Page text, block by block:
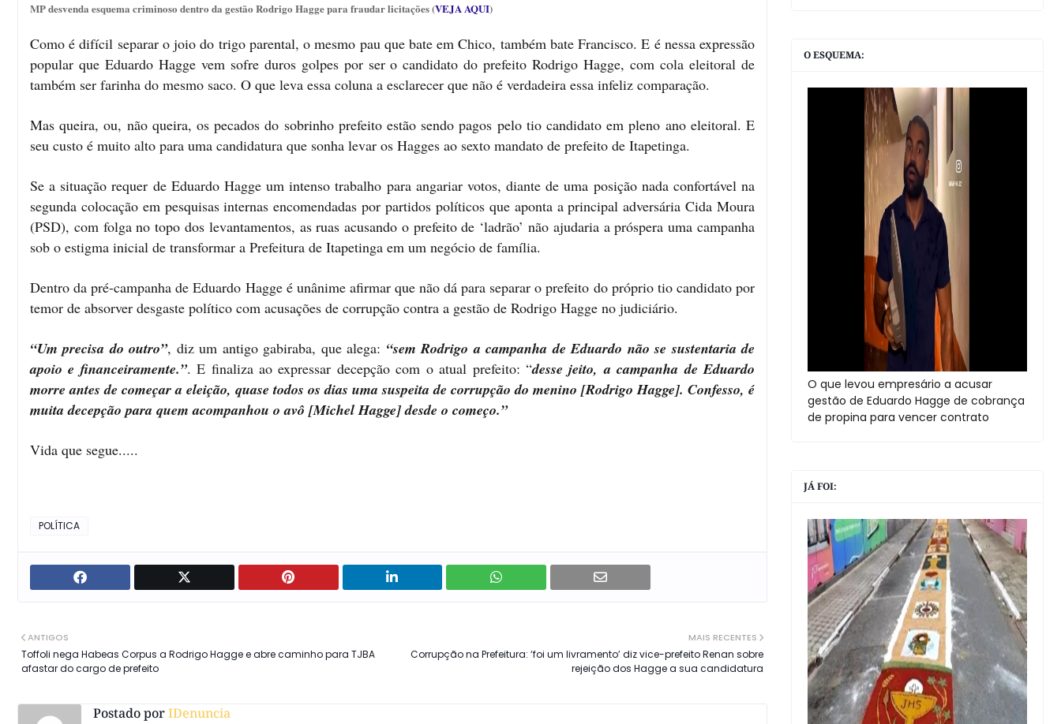
MP desvenda esquema criminoso dentro da gestão Rodrigo Hagge para fraudar licitações (VEJA AQUI)
Como é difícil separar o joio do trigo parental, o mesmo pau que bate em Chico, também bate Francisco. E é nessa expressão
popular que Eduardo Hagge vem sofre duros golpes por ser o candidato do prefeito Rodrigo Hagge, com cola eleitoral de
também ser farinha do mesmo saco. O que leva essa coluna a esclarecer que não é verdadeira essa infeliz comparação.
Mas queira, ou, não queira, os pecados do sobrinho prefeito estão sendo pagos pelo tio candidato em pleno ano eleitoral. E
seu custo é muito alto para uma candidatura que sonha levar os Hagges ao sexto mandato de prefeito de Itapetinga.
Se a situação requer de Eduardo Hagge um intenso trabalho para angariar votos, diante de uma posição nada confortável na
segunda colocação em pesquisas internas encomendadas por partidos políticos que aponta a principal adversária Cida Moura
(PSD), com folga no topo dos levantamentos, as ruas acusando o prefeito de ‘ladrão’ não ajudaria a próspera uma campanha
sob o estigma inicial de transformar a Prefeitura de Itapetinga em um negócio de família.
Dentro da pré-campanha de Eduardo Hagge é unânime afirmar que não dá para separar o prefeito do próprio tio candidato por
temor de absorver desgaste político com acusações de corrupção contra a gestão de Rodrigo Hagge no judiciário.
“Um precisa do outro”, diz um antigo gabiraba, que alega: “sem Rodrigo a campanha de Eduardo não se sustentaria de
apoio e financeiramente.”. E finaliza ao expressar decepção com o atual prefeito: “desse jeito, a campanha de Eduardo
morre antes de começar a eleição, quase todos os dias uma suspeita de corrupção do menino [Rodrigo Hagge]. Confesso, é
muita decepção para quem acompanhou o avô [Michel Hagge] desde o começo.”
Vida que segue.....
POLÍTICA
MAIS RECENTES
Corrupção na Prefeitura: ‘foi um livramento’ diz vice-prefeito Renan sobre
rejeição dos Hagge a sua candidatura
ANTIGOS
Toffoli nega Habeas Corpus a Rodrigo Hagge e abre caminho para TJBA
afastar do cargo de prefeito
Postado porIDenuncia
O ESQUEMA:
O que levou empresário a acusar
gestão de Eduardo Hagge de cobrança
de propina para vencer contrato
JÁ FOI: